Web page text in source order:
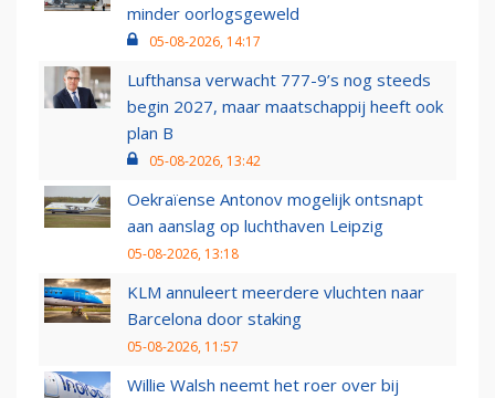
minder oorlogsgeweld
05-08-2026, 14:17
Lufthansa verwacht 777-9’s nog steeds
begin 2027, maar maatschappij heeft ook
plan B
05-08-2026, 13:42
Oekraïense Antonov mogelijk ontsnapt
aan aanslag op luchthaven Leipzig
05-08-2026, 13:18
KLM annuleert meerdere vluchten naar
Barcelona door staking
05-08-2026, 11:57
Willie Walsh neemt het roer over bij